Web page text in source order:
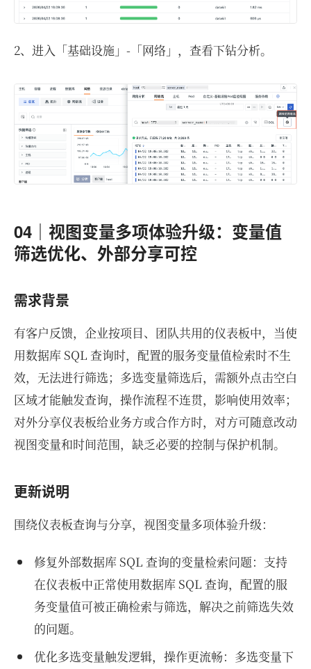
2、进入「基础设施」-「网络」，查看下钻分析。
04｜视图变量多项体验升级：变量值
筛选优化、外部分享可控
需求背景
有客户反馈，企业按项目、团队共用的仪表板中，当使
用数据库 SQL 查询时，配置的服务变量值检索时不生
效，无法进行筛选；多选变量筛选后，需额外点击空白
区域才能触发查询，操作流程不连贯，影响使用效率；
对外分享仪表板给业务方或合作方时，对方可随意改动
视图变量和时间范围，缺乏必要的控制与保护机制。
更新说明
围绕仪表板查询与分享，视图变量多项体验升级：
修复外部数据库 SQL 查询的变量检索问题：支持
在仪表板中正常使用数据库 SQL 查询，配置的服
务变量值可被正确检索与筛选，解决之前筛选失效
的问题。
优化多选变量触发逻辑，操作更流畅：多选变量下